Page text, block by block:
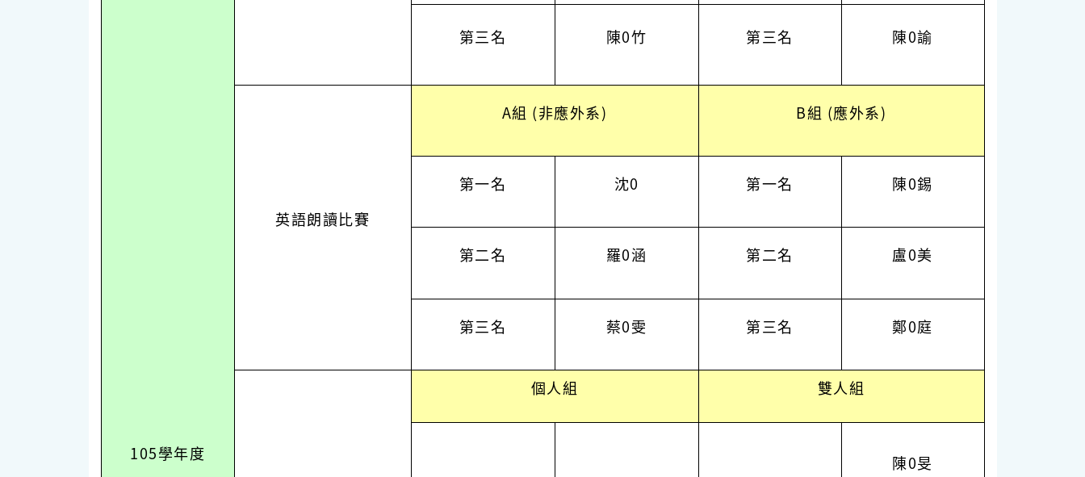
105學年度
第三名 陳0竹 第三名 陳0諭
英語朗讀比賽
A組 (非應外系) B組 (應外系)
第一名 沈0 第一名 陳0錫
第二名 羅0涵 第二名 盧0美
第三名 蔡0雯 第三名 鄭0庭
個人組 雙人組
陳0旻